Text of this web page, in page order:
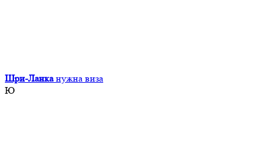
Шри-Ланка нужна виза
Ю